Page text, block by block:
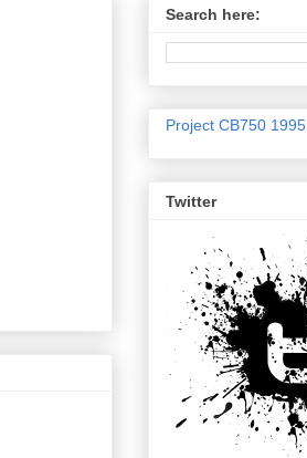
Search here:
Project CB750 1995
Twitter